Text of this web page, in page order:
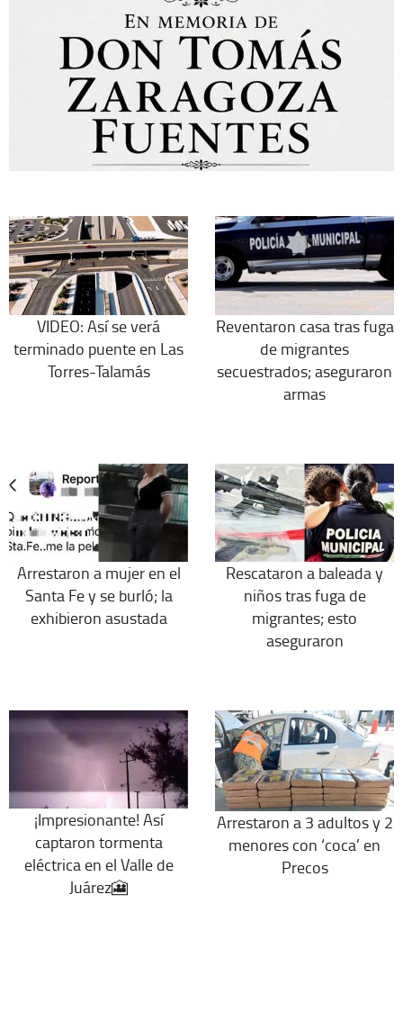
VIDEO: Así se verá
terminado puente en Las
Torres-Talamás
Reventaron casa tras fuga
de migrantes
secuestrados; aseguraron
armas
Arrestaron a mujer en el
Santa Fe y se burló; la
exhibieron asustada
Rescataron a baleada y
niños tras fuga de
migrantes; esto
aseguraron
¡Impresionante! Así
captaron tormenta
eléctrica en el Valle de
Juárez🎦
Arrestaron a 3 adultos y 2
menores con ‘coca’ en
Precos